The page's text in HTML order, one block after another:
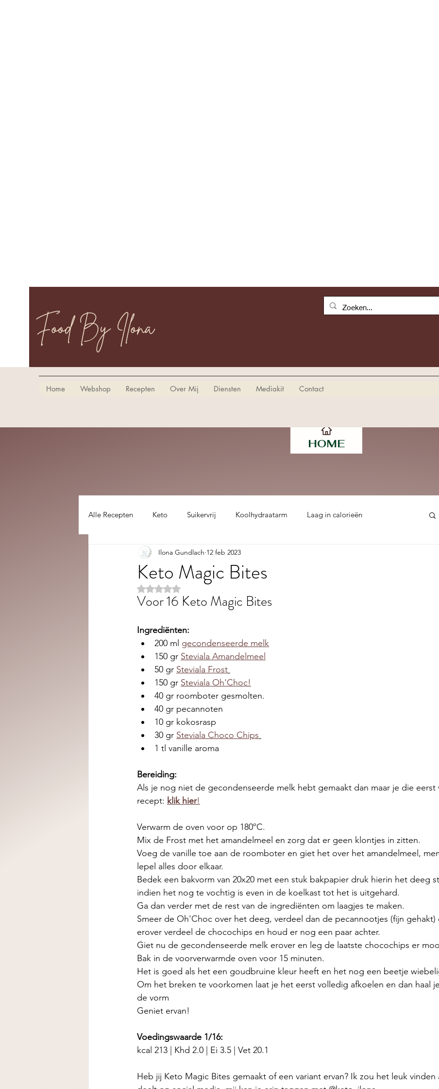
Food By Ilona
Home Webshop Recepten Over Mij Diensten Mediakit Contact
HOME
Alle Recepten Keto Suikervrij Koolhydraatarm Laag in calorieën
Lekker gezellig :) hoofdgerecht
Keto Magic Bites
Ilona Gundlach 12 feb 2023
Beoordeeld met NaN uit 5 sterren.
Voor 16 Keto Magic Bites
Ingrediënten:
200 ml gecondenseerde melk
150 gr Steviala Amandelmeel
50 gr Steviala Frost
150 gr Steviala Oh'Choc!
40 gr roomboter gesmolten.
40 gr pecannoten
10 gr kokosrasp
30 gr Steviala Choco Chips
1 tl vanille aroma
Bereiding:
Als je nog niet de gecondenseerde melk hebt gemaakt dan maar je die eerst
recept: klik hier!
Verwarm de oven voor op 180ºC.
Mix de Frost met het amandelmeel en zorg dat er geen klontjes in zitten.
Voeg de vanille toe aan de roomboter en giet het over het amandelmeel,
lepel alles door elkaar.
Bedek een bakvorm van 20x20 met een stuk bakpapier druk hierin het deeg
indien het nog te vochtig is even in de koelkast tot het is uitgehard.
Ga dan verder met de rest van de ingrediënten om laagjes te maken.
Smeer de Oh'Choc over het deeg, verdeel dan de pecannootjes (fijn gehakt)
erover verdeel de chocochips en houd er nog een paar achter.
Giet nu de gecondenseerde melk erover en leg de laatste chocochips er
Bak in de voorverwarmde oven voor 15 minuten.
Het is goed als het een goudbruine kleur heeft en het nog een beetje
Om het breken te voorkomen laat je het eerst volledig afkoelen en dan haal
de vorm
Geniet ervan!
Voedingswaarde 1/16:
kcal 213 | Khd 2.0 | Ei 3.5 | Vet 20.1
Heb jij Keto Magic Bites gemaakt of een variant ervan? Ik zou het leuk vinden